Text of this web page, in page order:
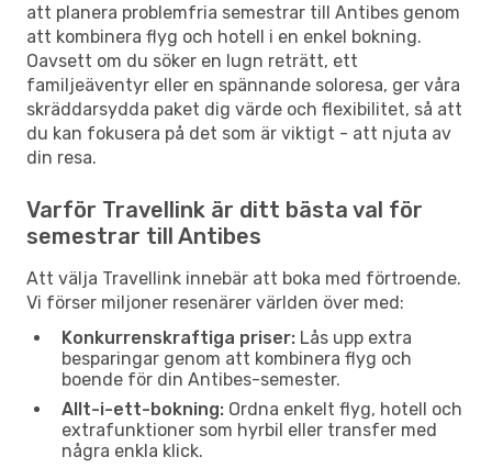
att planera problemfria semestrar till Antibes genom
att kombinera flyg och hotell i en enkel bokning.
Oavsett om du söker en lugn reträtt, ett
familjeäventyr eller en spännande soloresa, ger våra
skräddarsydda paket dig värde och flexibilitet, så att
du kan fokusera på det som är viktigt - att njuta av
din resa.
Varför Travellink är ditt bästa val för
semestrar till Antibes
Att välja Travellink innebär att boka med förtroende.
Vi förser miljoner resenärer världen över med:
Konkurrenskraftiga priser: Lås upp extra
besparingar genom att kombinera flyg och
boende för din Antibes-semester.
Allt-i-ett-bokning: Ordna enkelt flyg, hotell och
extrafunktioner som hyrbil eller transfer med
några enkla klick.